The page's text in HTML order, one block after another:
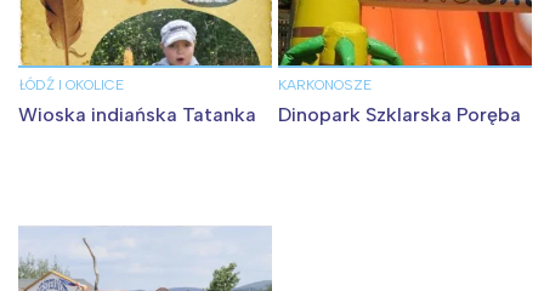
ŁÓDŹ I OKOLICE
Wioska indiańska Tatanka
KARKONOSZE
Dinopark Szklarska Poręba